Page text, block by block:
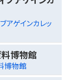
アゲインカレッ
博物館
博物館